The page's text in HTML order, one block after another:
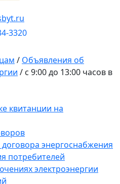
3320
/ Объявления об
/ с 9:00 до 13:00 часов в
квитанции на
энергоснабжения
потребителей
электроэнергии